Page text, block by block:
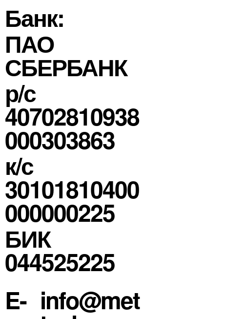
Банк:
ПАО
СБЕРБАНК
р/с
40702810938
000303863
к/с
30101810400
000000225
БИК
044525225
E- info@met